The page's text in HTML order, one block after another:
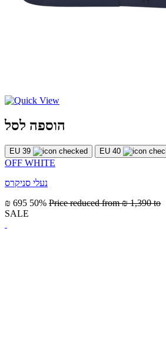
הוספה לסל
EU 39 EU 40
OFF WHITE
נעלי סניקרס
₪ 695 50% Price reduced from₪ 1,390 to
SALE